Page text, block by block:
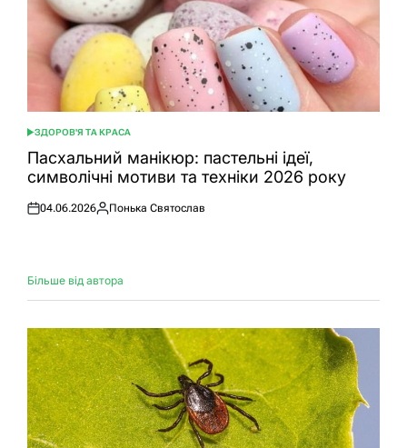
ОПУБЛІКУВАТИ
У
ЗДОРОВ'Я ТА КРАСА
Пасхальний манікюр: пастельні ідеї,
символічні мотиви та техніки 2026 року
Оприлюднено
04.06.2026
Опубліковано
Понька Святослав
Більше від автора